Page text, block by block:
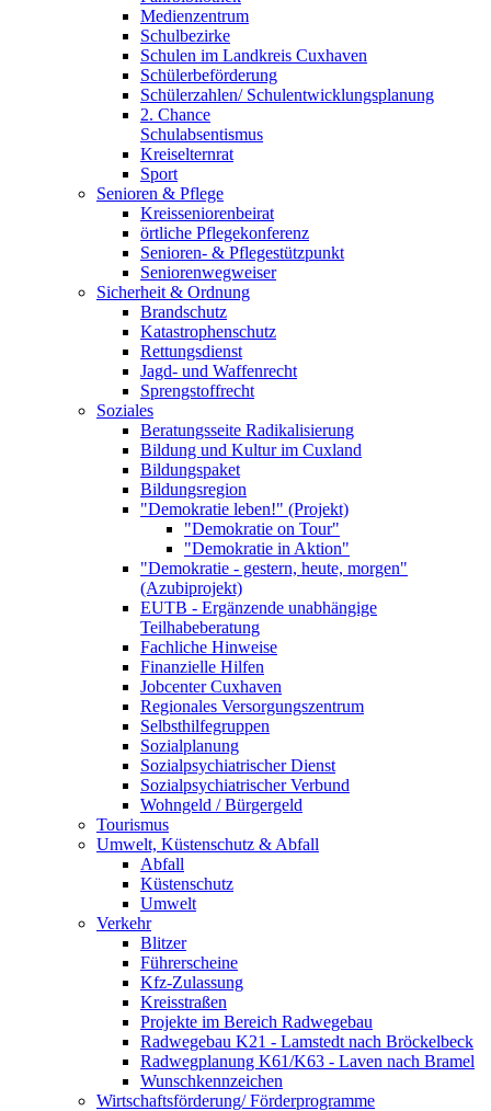
Medienzentrum
Schulbezirke
Schulen im Landkreis Cuxhaven
Schülerbeförderung
Schülerzahlen/ Schulentwicklungsplanung
2. Chance
Schulabsentismus
Kreiselternrat
Sport
Senioren & Pflege
Kreisseniorenbeirat
örtliche Pflegekonferenz
Senioren- & Pflegestützpunkt
Seniorenwegweiser
Sicherheit & Ordnung
Brandschutz
Katastrophenschutz
Rettungsdienst
Jagd- und Waffenrecht
Sprengstoffrecht
Soziales
Beratungsseite Radikalisierung
Bildung und Kultur im Cuxland
Bildungspaket
Bildungsregion
"Demokratie leben!" (Projekt)
"Demokratie on Tour"
"Demokratie in Aktion"
"Demokratie - gestern, heute, morgen"
(Azubiprojekt)
EUTB - Ergänzende unabhängige
Teilhabeberatung
Fachliche Hinweise
Finanzielle Hilfen
Jobcenter Cuxhaven
Regionales Versorgungszentrum
Selbsthilfegruppen
Sozialplanung
Sozialpsychiatrischer Dienst
Sozialpsychiatrischer Verbund
Wohngeld / Bürgergeld
Tourismus
Umwelt, Küstenschutz & Abfall
Abfall
Küstenschutz
Umwelt
Verkehr
Blitzer
Führerscheine
Kfz-Zulassung
Kreisstraßen
Projekte im Bereich Radwegebau
Radwegebau K21 - Lamstedt nach Bröckelbeck
Radwegplanung K61/K63 - Laven nach Bramel
Wunschkennzeichen
Wirtschaftsförderung/ Förderprogramme